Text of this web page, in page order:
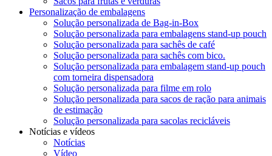
Personalização de embalagens
Solução personalizada de Bag-in-Box
Solução personalizada para embalagens stand-up pouch
Solução personalizada para sachês de café
Solução personalizada para sachês com bico.
Solução personalizada para embalagem stand-up pouch
com torneira dispensadora
Solução personalizada para filme em rolo
Solução personalizada para sacos de ração para animais
de estimação
Solução personalizada para sacolas recicláveis
Notícias e vídeos
Notícias
Vídeo